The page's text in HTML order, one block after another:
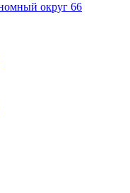
округ 66